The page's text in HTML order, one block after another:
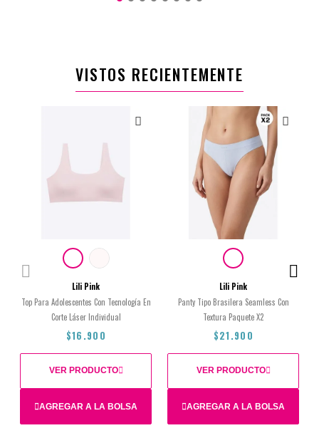
$19.900 $21.900
VISTOS RECIENTEMENTE
Lili Pink
Top Para Adolescentes Con Tecnología En
Corte Láser Individual
$16.900
AGREGAR A LA BOLSA
VER PRODUCTO
Lili Pink
Panty Tipo Brasilera Seamless Con
Textura Paquete X2
$21.900
AGREGAR A LA BOLSA
VER PRODUCTO